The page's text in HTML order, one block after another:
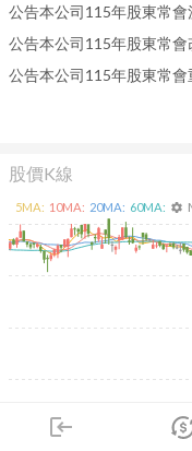
login
市場
公告本公司115年股東常
公告本公司115年股東常
股價K線
2026/02/10 2026/
5MA: 10MA: 20MA: 60MA: settings